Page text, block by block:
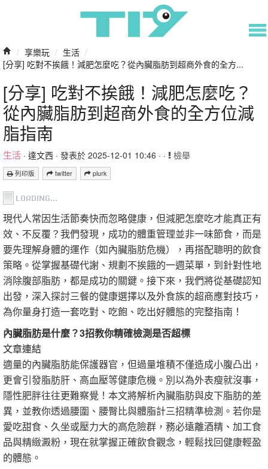
/ 享樂玩 / 生活 /
[分享] 吃對不挨餓！減肥怎麼吃？從內臟脂肪到超商外食的全方...
[分享] 吃對不挨餓！減肥怎麼吃？
從內臟脂肪到超商外食的全方位減
脂指南
生活 · 達文西 · 發表於 2025-12-01 10:46 · · 檢舉
列印版 twitter plurk
現代人常因生活節奏快而忽略健康，但減肥怎麼吃才能真正有
效、不反覆？我們發現，成功的體重管理並非一味節食，而是
要先理解身體的運作（如內臟脂肪危機），再搭配聰明的飲食
策略。從掌握基礎代謝、規劃不挨餓的一週菜單，到針對性地
消除腹部脂肪，都是成功的關鍵。接下來，我們將從基礎認知
出發，深入探討三餐的健康選擇以及外食族的超商應對技巧，
為你量身打造一套吃對、吃飽、吃出好體態的完整指南！
內臟脂肪是什麼？3招教你精確檢測是否超標
文章連結
適量的內臟脂肪能保護器官，但過量堆積不僅造成小腹凸出，
更會引發脂肪肝、高血壓等健康危機。別以為外表瘦就沒事，
隱性肥胖往往更難察覺！本文將解析內臟脂肪與皮下脂肪的差
異，並教你透過腰圍、腰臀比與體脂計三招精準檢測。若你是
愛吃甜食、久坐或壓力大的高危險群，務必遠離酒精、加工食
品與精緻澱粉，現在就掌握正確飲食觀念，輕鬆找回健康輕盈
的體態。